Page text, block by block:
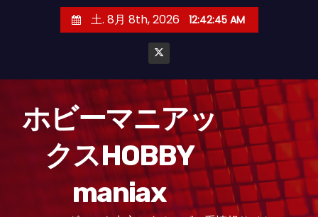
土. 8月 8th, 2026 12:42:48 AM
ホビーマニアッ
クスHOBBY
maniax